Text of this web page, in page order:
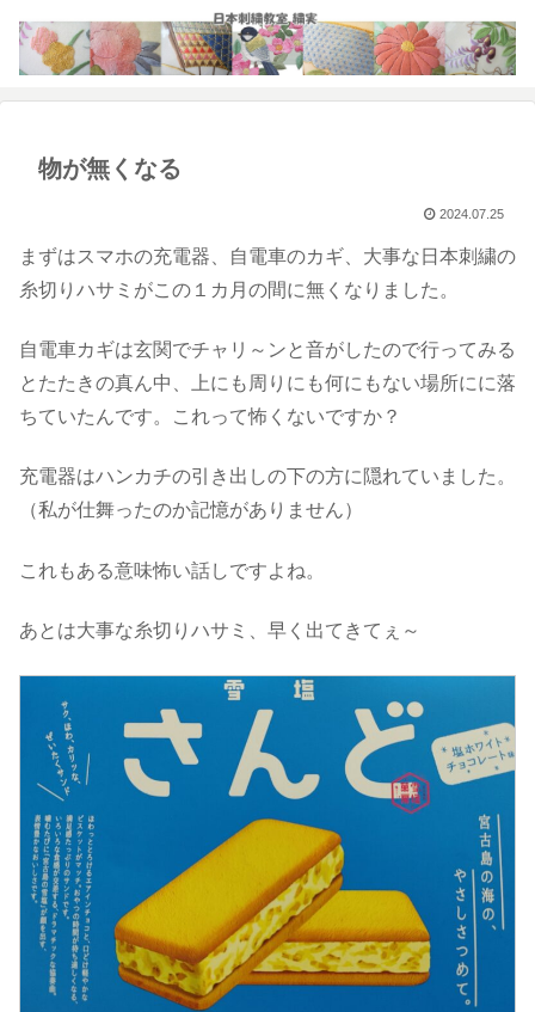
物が無くなる
2024.07.25
まずはスマホの充電器、自電車のカギ、大事な日本刺繍の
糸切りハサミがこの１カ月の間に無くなりました。
自電車カギは玄関でチャリ～ンと音がしたので行ってみる
とたたきの真ん中、上にも周りにも何にもない場所にに落
ちていたんです。これって怖くないですか？
充電器はハンカチの引き出しの下の方に隠れていました。
（私が仕舞ったのか記憶がありません）
これもある意味怖い話しですよね。
あとは大事な糸切りハサミ、早く出てきてぇ～